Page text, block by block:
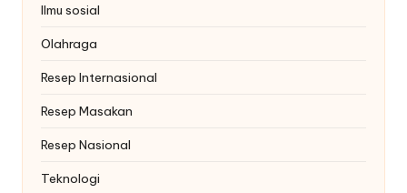
Ilmu sosial
Olahraga
Resep Internasional
Resep Masakan
Resep Nasional
Teknologi